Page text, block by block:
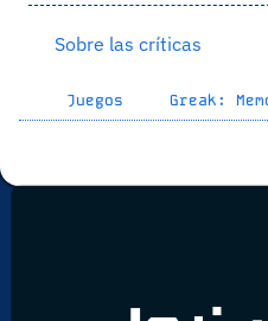
Sobre las críticas
Juegos Greak: